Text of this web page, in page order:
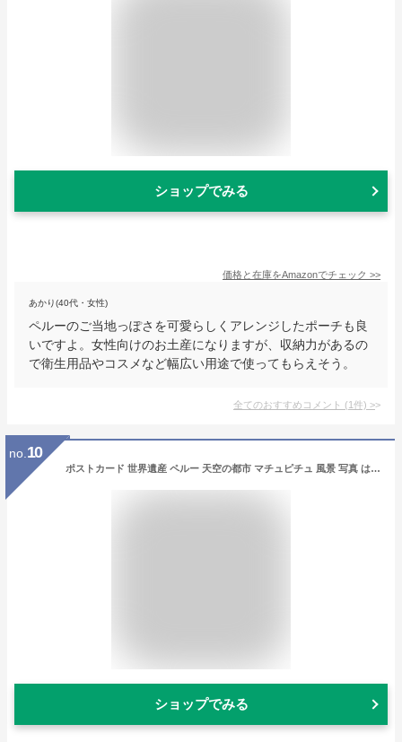
ショップでみる
価格と在庫をAmazonでチェック >>
あかり(40代・女性)
ペルーのご当地っぽさを可愛らしくアレンジしたポーチも良
いですよ。女性向けのお土産になりますが、収納力があるの
で衛生用品やコスメなど幅広い用途で使ってもらえそう。
全てのおすすめコメント (1件) >
no. 10
ポストカード 世界遺産 ペルー 天空の都市 マチュピチュ 風景 写真 はがき 葉書 グリーティングカード 季節の便り 挨拶状 礼状 PSC-72
ショップでみる